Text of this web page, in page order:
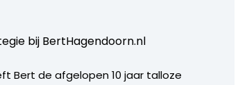
bij BertHagendoorn.nl
Bert de afgelopen 10 jaar talloze